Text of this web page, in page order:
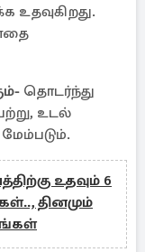
உதவுகிறது.
தொடர்ந்து
உடல்
உதவும் 6
தினமும்